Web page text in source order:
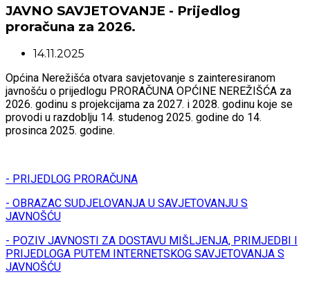
JAVNO SAVJETOVANJE - Prijedlog
proračuna za 2026.
14.11.2025
Općina Nerežišća otvara savjetovanje s zainteresiranom
javnošću o prijedlogu PRORAČUNA OPĆINE NEREŽIŠĆA za
2026. godinu s projekcijama za 2027. i 2028. godinu koje se
provodi u razdoblju 14. studenog 2025. godine do 14.
prosinca 2025. godine.
- PRIJEDLOG PRORAČUNA
- OBRAZAC SUDJELOVANJA U SAVJETOVANJU S
JAVNOŠĆU
- POZIV JAVNOSTI ZA DOSTAVU MIŠLJENJA, PRIMJEDBI I
PRIJEDLOGA PUTEM INTERNETSKOG SAVJETOVANJA S
JAVNOŠĆU